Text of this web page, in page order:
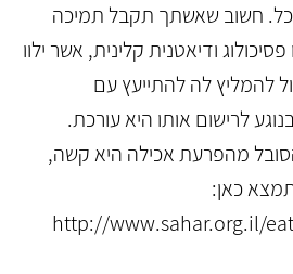
חשוב שאשתך תקבל תמיכה
ודיאטנית קלינית, אשר ילוו
להמליץ לה להתייעץ עם
לרישום אותו היא עורכת.
מהפרעת אכילה היא קשה,
כאן:
http://www.sahar.org.il/